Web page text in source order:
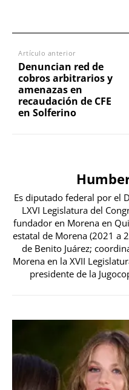
Artículo anterior
Denuncian red de
cobros arbitrarios y
amenazas en
recaudación de CFE
en Solferino
Es diputado federal por el
LXVI Legislatura del
fundador en Morena en
estatal de Morena (2021 a
de Benito Juárez;
Morena en la XVII
presidente de la